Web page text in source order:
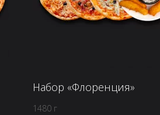
Набор «Флоренция»
1480 г